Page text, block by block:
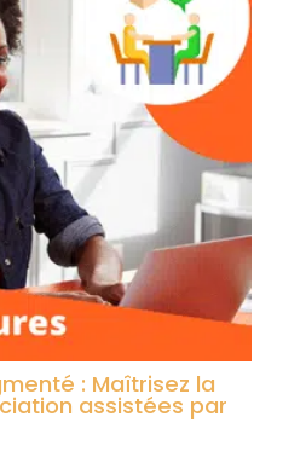
: Maîtrisez la
assistées par